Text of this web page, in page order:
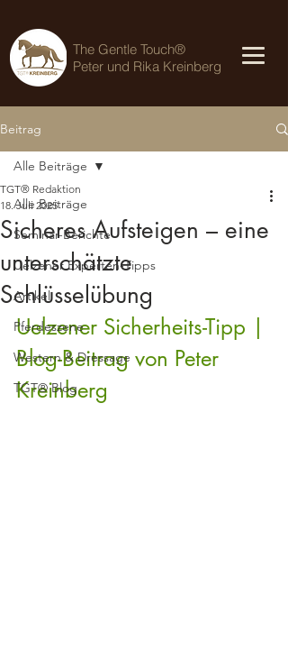
The Gentle Touch®
Peter und Rika Kreinberg
Beitrag
Alle Beiträge
Seminar-Berichte
Uelzener Experten-Tipps
Artikel
Pferdeszene
Western & Dressage
TGT® Blog
Alle Beiträge
Sicheres Aufsteigen – eine
unterschätzte
Schlüsselübung
TGT® Redaktion
18. Juli 2025
Uelzener Sicherheits-Tipp |
Blog-Beitrag von Peter
Kreinberg